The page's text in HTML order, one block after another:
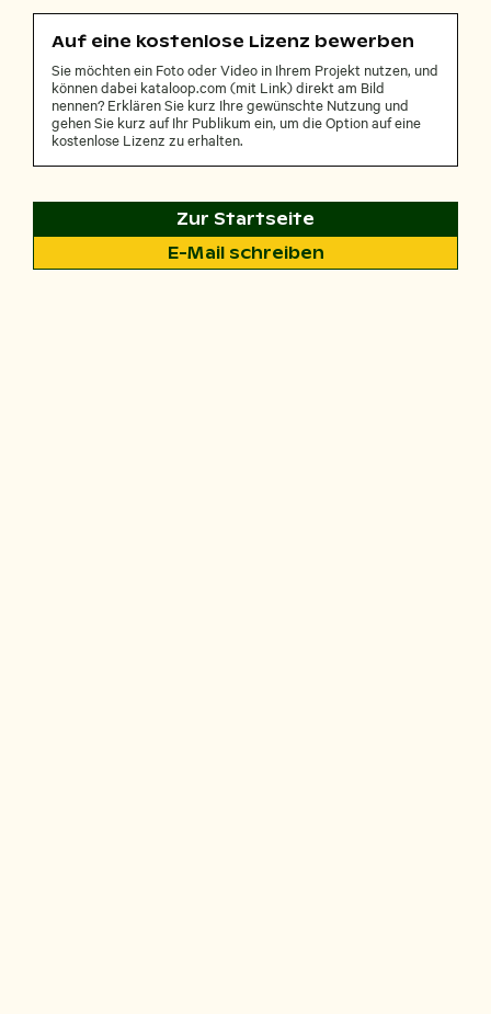
Auf eine kostenlose Lizenz bewerben
Sie möchten ein Foto oder Video in Ihrem Projekt nutzen, und
können dabei kataloop.com (mit Link) direkt am Bild
nennen? Erklären Sie kurz Ihre gewünschte Nutzung und
gehen Sie kurz auf Ihr Publikum ein, um die Option auf eine
kostenlose Lizenz zu erhalten.
Zur Startseite
E-Mail schreiben